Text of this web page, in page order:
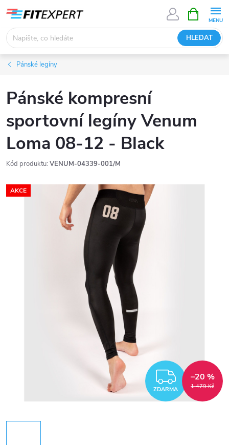
obsah
HLEDAT
NÁKUPNÍ
KOŠÍK
Pánské legíny
Pánské kompresní
sportovní legíny Venum
Loma 08-12 - Black
Kód produktu: VENUM-04339-001/M
AKCE
ZDARMA 1 479 Kč
–20 %